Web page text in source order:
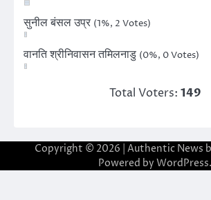
सुनील बंसल उप्र (1%, 2 Votes)
वानति श्रीनिवासन तमिलनाडु (0%, 0 Votes)
Total Voters: 149
Copyright © 2026 | Authentic News
Powered by WordPress.